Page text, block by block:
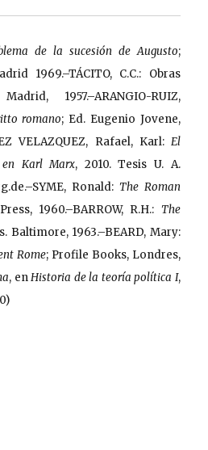
de la sucesión de Augusto;
1969.–TÁCITO, C.C.: Obras
1957.–ARANGIO-RUIZ,
romano; Ed. Eugenio Jovene,
VELAZQUEZ, Rafael, Karl: El
en Karl Marx, 2010. Tesis U. A.
Ronald: The Roman
1960.–BARROW, R.H.: The
Baltimore, 1963.–BEARD, Mary:
Rome; Profile Books, Londres,
, enHistoria de la teoría política I,